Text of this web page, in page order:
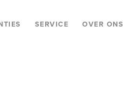
SERVICE OVER ONS